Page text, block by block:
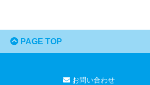
PAGE TOP
お問い合わせ